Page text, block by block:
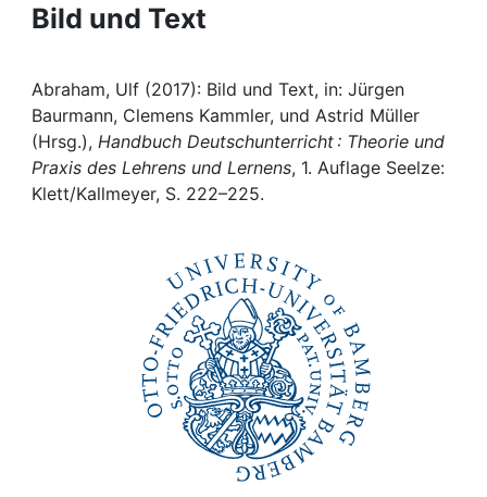
Institutions
Awards
Bild und Text
Abraham, Ulf (2017): Bild und Text, in: Jürgen
Baurmann, Clemens Kammler, und Astrid Müller
(Hrsg.), Handbuch Deutschunterricht : Theorie und
Praxis des Lehrens und Lernens, 1. Auflage Seelze:
Klett/Kallmeyer, S. 222–225.